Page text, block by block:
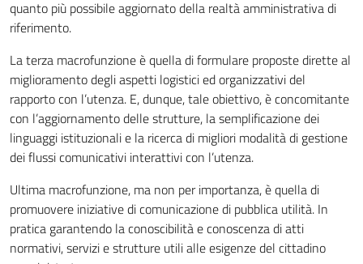
quanto più possibile aggiornato della realtà amministrativa di
riferimento.
La terza macrofunzione è quella di formulare proposte dirette al
miglioramento degli aspetti logistici ed organizzativi del
rapporto con l’utenza. E, dunque, tale obiettivo, è concomitante
con l’aggiornamento delle strutture, la semplificazione dei
linguaggi istituzionali e la ricerca di migliori modalità di gestione
dei flussi comunicativi interattivi con l’utenza.
Ultima macrofunzione, ma non per importanza, è quella di
promuovere iniziative di comunicazione di pubblica utilità. In
pratica garantendo la conoscibilità e conoscenza di atti
normativi, servizi e strutture utili alle esigenze del cittadino